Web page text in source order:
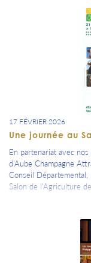
Flo & Oli font partie
17 FÉVRIER 2026
Une journée au
En partenariat avec
d'Aube Champagne
Conseil
Salon de l'Agriculture
l'après-midi concocté
L'évènement est dans